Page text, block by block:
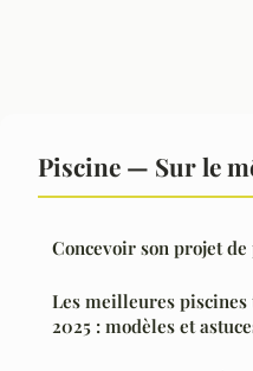
Piscine — Sur le
Concevoir son projet
Les meilleures
2025 : modèles et